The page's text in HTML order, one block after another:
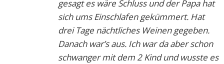
gesagt es wäre Schluss und der Papa hat
sich ums Einschlafen gekümmert. Hat
drei Tage nächtliches Weinen gegeben.
Danach war’s aus. Ich war da aber schon
schwanger mit dem 2 Kind und wusste es